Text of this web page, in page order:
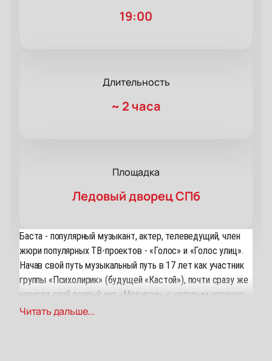
19:00
Длительность
~ 2 часа
Площадка
Ледовый дворец СПб
Баста - популярный музыкант, актер, телеведущий, член
жюри популярных ТВ-проектов - «Голос» и «Голос улиц».
Начав свой путь музыкальный путь в 17 лет как участник
группы «Психолирик» (будущей «Кастой»), почти сразу же
написал свой первый хит «Моя игра», с которым успешно
выступал на площадках Юга.
Читать дальше...